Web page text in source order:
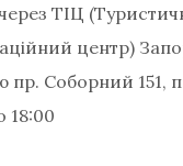
ТІЦ
центр)
пр. Соборний 151,
18:00